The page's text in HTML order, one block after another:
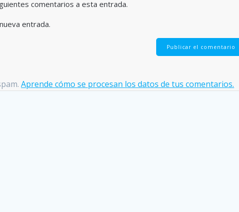
comentarios a esta entrada.
entrada.
Aprende cómo se procesan los datos de tus comentarios.